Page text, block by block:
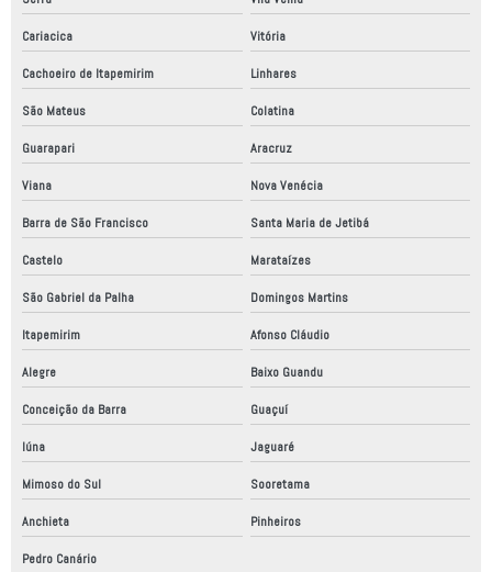
Montagem de quadro elétrico industrial
Montagem de quadro elétrico trifásico
Nr12 análise de risco
Painel elétrico montagem
Painel elétrico placa de montagem
Peças para automação
Peças para automação industrial
Projeto adequação nr12
Projeto elétrico automático
Projeto elétrico de automação
Projeto elétrico industrial
Cariacica Vitória
Cachoeiro de Itapemirim Linhares
São Mateus Colatina
Guarapari Aracruz
Viana Nova Venécia
Barra de São Francisco Santa Maria de Jetibá
Castelo Marataízes
São Gabriel da Palha Domingos Martins
Itapemirim Afonso Cláudio
Alegre Baixo Guandu
Conceição da Barra Guaçuí
Iúna Jaguaré
Mimoso do Sul Sooretama
Anchieta Pinheiros
Pedro Canário